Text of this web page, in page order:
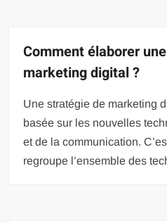
Comment élaborer
marketing digital ?
Une stratégie de marketing
basée sur les nouvelles
et de la communication.
regroupe l’ensemble des